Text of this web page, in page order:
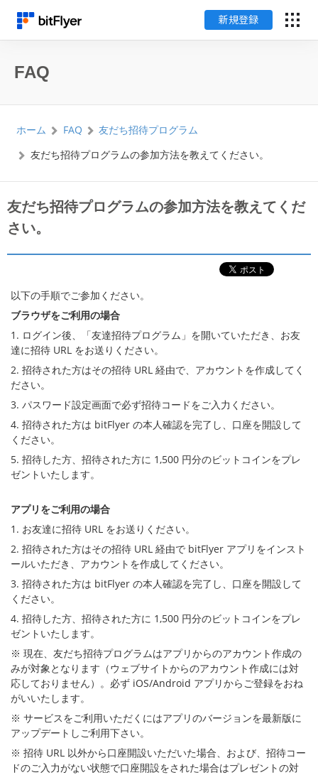
新規登録
サービス一覧
チャート・相場
料金
セキュリティ
サポート
FAQ
ホーム FAQ
友だち招待プログラム
友だち招待プログラムの参加方法を教えてください。
友だち招待プログラムの参加方法を教えてくだ
さい。
以下の手順でご参加ください。
ブラウザをご利用の場合
1. ログイン後、「友達招待プログラム」を開いていただき、お友
達に招待 URL をお送りください。
2. 招待された方はその招待 URL 経由で、アカウントを作成してく
ださい。
3. パスワード設定画面で必ず招待コードをご入力ください。
4. 招待された方は bitFlyer の本人確認を完了し、口座を開設して
ください。
5. 招待した方、招待された方に 1,500 円分のビットコインをプレ
ゼントいたします。
アプリをご利用の場合
1. お友達に招待 URL をお送りください。
2. 招待された方はその招待 URL 経由で bitFlyer アプリをインスト
ールいただき、アカウントを作成してください。
3. 招待された方は bitFlyer の本人確認を完了し、口座を開設して
ください。
4. 招待した方、招待された方に 1,500 円分のビットコインをプレ
ゼントいたします。
※ 現在、友だち招待プログラムはアプリからのアカウント作成の
みが対象となります（ウェブサイトからのアカウント作成には対
応しておりません）。必ず iOS/Android アプリからご登録をおね
がいいたします。
※ サービスをご利用いただくにはアプリのバージョンを最新版に
アップデートしご利用下さい。
※ 招待 URL 以外から口座開設いただいた場合、および、招待コー
ドのご入力がない状態で口座開設をされた場合はプレゼントの対